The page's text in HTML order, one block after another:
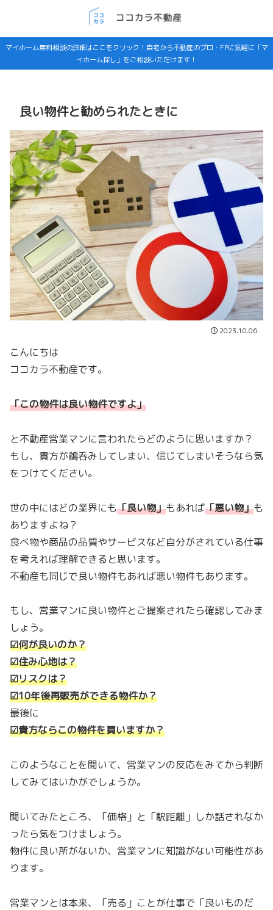
マイホーム無料相談の詳細はここをクリック！自宅から不動産のプロ・FPに気軽に「マ
イホーム探し」をご相談いただけます！
良い物件と勧められたときに
2023.10.06
こんにちは
ココカラ不動産です。
「この物件は良い物件ですよ」
と不動産営業マンに言われたらどのように思いますか？
もし、貴方が鵜呑みしてしまい、信じてしまいそうなら気
をつけてください。
世の中にはどの業界にも「良い物」もあれば「悪い物」も
ありますよね？
食べ物や商品の品質やサービスなど自分がされている仕事
を考えれば理解できると思います。
不動産も同じで良い物件もあれば悪い物件もあります。
もし、営業マンに良い物件とご提案されたら確認してみま
しょう。
☑何が良いのか？
☑住み心地は？
☑リスクは？
☑10年後再販売ができる物件か？
最後に
☑貴方ならこの物件を買いますか？
このようなことを聞いて、営業マンの反応をみてから判断
してみてはいかがでしょうか。
聞いてみたところ、「価格」と「駅距離」しか話されなか
ったら気をつけましょう。
物件に良い所がないか、営業マンに知識がない可能性があ
ります。
営業マンとは本来、「売る」ことが仕事で「良いものだ